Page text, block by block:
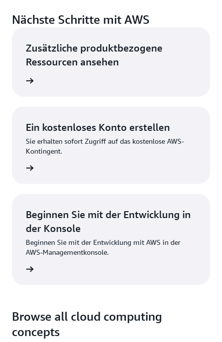
Nächste Schritte mit AWS
Zusätzliche produktbezogene
Ressourcen ansehen
Ein kostenloses Konto erstellen
Sie erhalten sofort Zugriff auf das kostenlose AWS-
Kontingent.
Beginnen Sie mit der Entwicklung in
der Konsole
Beginnen Sie mit der Entwicklung mit AWS in der
AWS-Managementkonsole.
Browse all cloud computing
concepts